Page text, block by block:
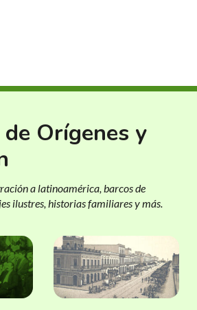
Orígenes y
a latinoamérica, barcos de
ilustres, historias familiares y más.